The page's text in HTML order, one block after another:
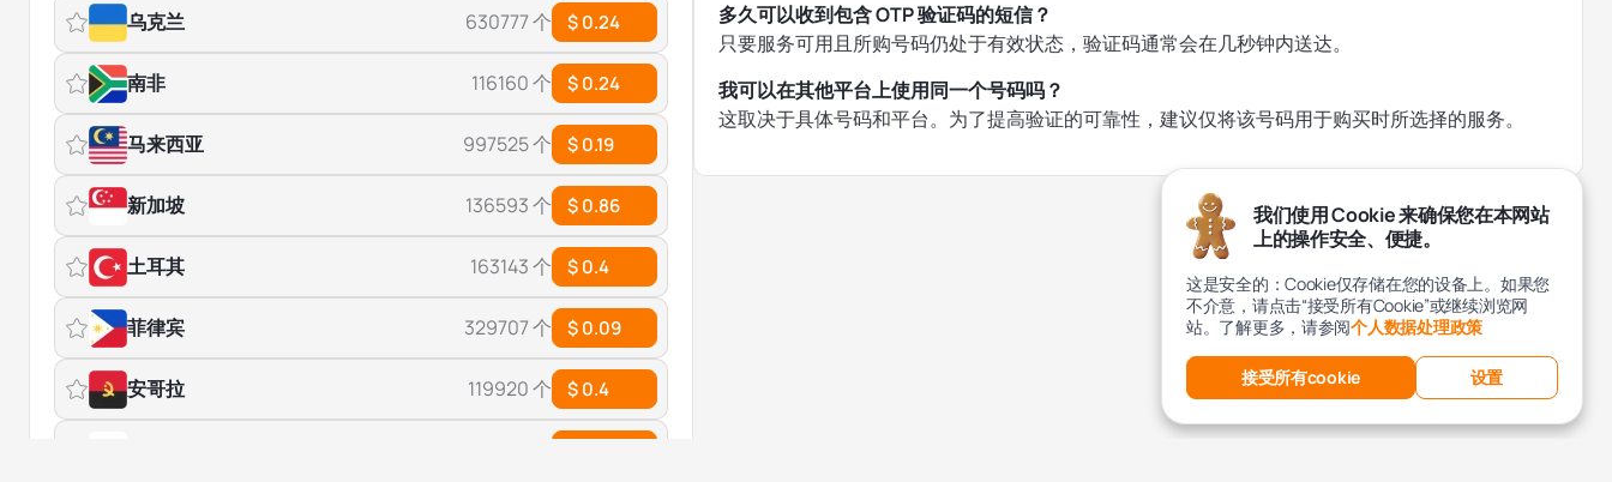
乌克兰 630777 个 $ 0.24
南非 116160 个 $ 0.24
马来西亚 997525 个 $ 0.19
新加坡 136593 个 $ 0.86
土耳其 163143 个 $ 0.4
菲律宾 329707 个 $ 0.09
安哥拉 119920 个 $ 0.4
多久可以收到包含 OTP 验证码的短信？
只要服务可用且所购号码仍处于有效状态，验证码通常会在几秒钟内送达。
我可以在其他平台上使用同一个号码吗？
这取决于具体号码和平台。为了提高验证的可靠性，建议仅将该号码用于购买时所选择的服务。
我们使用 Cookie 来确保您在本网站
上的操作安全、便捷。
这是安全的：Cookie仅存储在您的设备上。如果您
不介意，请点击“接受所有Cookie”或继续浏览网
站。了解更多，请参阅个人数据处理政策
接受所有cookie 设置